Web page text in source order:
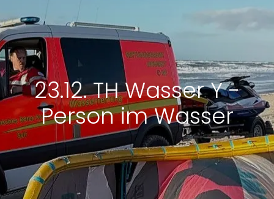
23.12. TH Wasser Y -
Person im Wasser